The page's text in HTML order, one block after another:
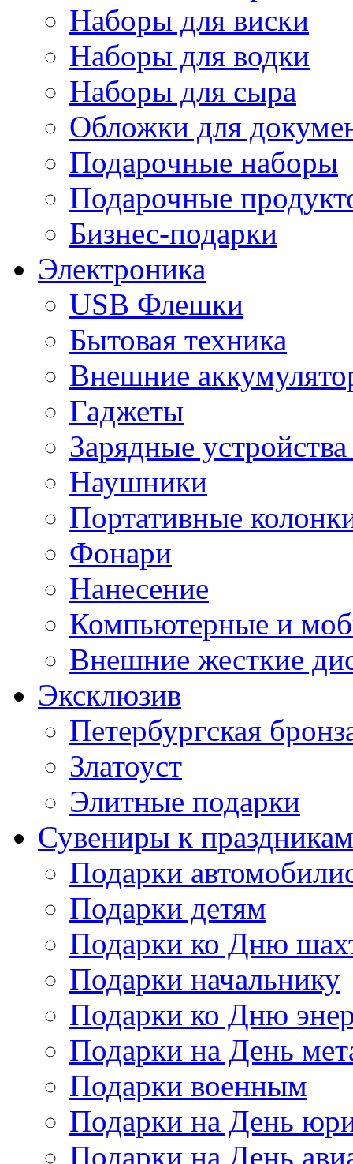
Наборы для виски
Наборы для водки
Наборы для сыра
Обложки для
Подарочные наборы
Подарочные
Бизнес-подарки
Электроника
USB Флешки
Бытовая техника
Внешние
Гаджеты
Зарядные
Наушники
Портативные
Фонари
Нанесение
Компьютерные и
Внешние жесткие
Эксклюзив
Петербургская
Златоуст
Элитные подарки
Сувениры к праздникам
Подарки
Подарки детям
Подарки ко Дню
Подарки начальнику
Подарки ко Дню
Подарки на День
Подарки военным
Подарки на День
Подарки на День